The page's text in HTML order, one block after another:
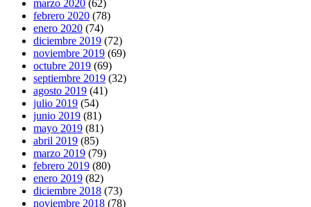
marzo 2020 (62)
febrero 2020 (78)
enero 2020 (74)
diciembre 2019 (72)
noviembre 2019 (69)
octubre 2019 (69)
septiembre 2019 (32)
agosto 2019 (41)
julio 2019 (54)
junio 2019 (81)
mayo 2019 (81)
abril 2019 (85)
marzo 2019 (79)
febrero 2019 (80)
enero 2019 (82)
diciembre 2018 (73)
noviembre 2018 (78)